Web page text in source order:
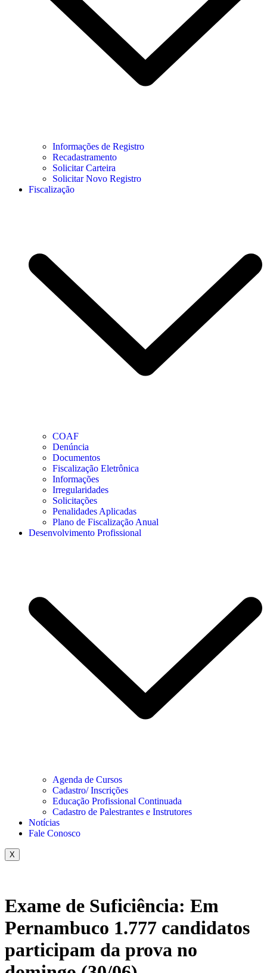
Informações de Registro
Recadastramento
Solicitar Carteira
Solicitar Novo Registro
Fiscalização
COAF
Denúncia
Documentos
Fiscalização Eletrônica
Informações
Irregularidades
Solicitações
Penalidades Aplicadas
Plano de Fiscalização Anual
Desenvolvimento Profissional
Agenda de Cursos
Cadastro/ Inscrições
Educação Profissional Continuada
Cadastro de Palestrantes e Instrutores
Notícias
Fale Conosco
X
Exame de Suficiência: Em
Pernambuco 1.777 candidatos
participam da prova no